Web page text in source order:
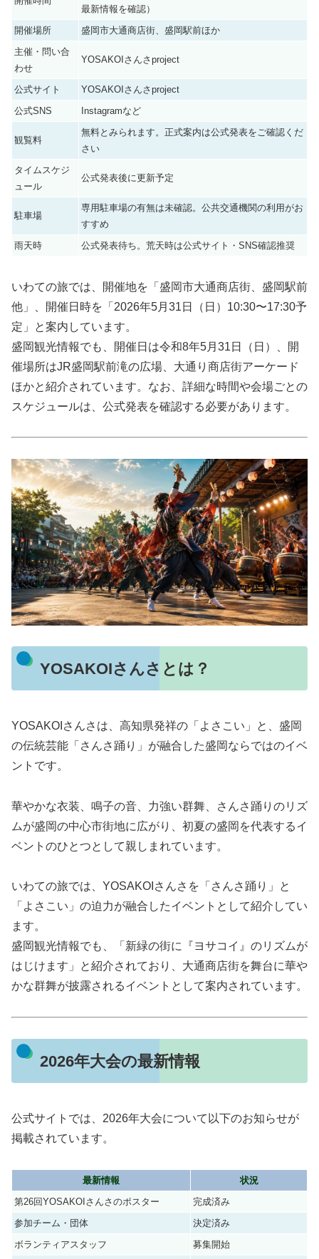
最新情報を確認）
開催場所
盛岡市大通商店街、盛岡駅前ほか
主催・問い合
わせ
YOSAKOIさんさproject
公式サイト
YOSAKOIさんさproject
公式SNS
Instagramなど
観覧料
無料とみられます。正式案内は公式発表をご確認くだ
さい
タイムスケジ
ュール
公式発表後に更新予定
駐車場
専用駐車場の有無は未確認。公共交通機関の利用がお
すすめ
雨天時
公式発表待ち。荒天時は公式サイト・SNS確認推奨
いわての旅では、開催地を「盛岡市大通商店街、盛岡駅前
他」、開催日時を「2026年5月31日（日）10:30〜17:30予
定」と案内しています。
盛岡観光情報でも、開催日は令和8年5月31日（日）、開
催場所はJR盛岡駅前滝の広場、大通り商店街アーケード
ほかと紹介されています。なお、詳細な時間や会場ごとの
スケジュールは、公式発表を確認する必要があります。
YOSAKOIさんさとは？
YOSAKOIさんさは、高知県発祥の「よさこい」と、盛岡
の伝統芸能「さんさ踊り」が融合した盛岡ならではのイベ
ントです。
華やかな衣装、鳴子の音、力強い群舞、さんさ踊りのリズ
ムが盛岡の中心市街地に広がり、初夏の盛岡を代表するイ
ベントのひとつとして親しまれています。
いわての旅では、YOSAKOIさんさを「さんさ踊り」と
「よさこい」の迫力が融合したイベントとして紹介してい
ます。
盛岡観光情報でも、「新緑の街に『ヨサコイ』のリズムが
はじけます」と紹介されており、大通商店街を舞台に華や
かな群舞が披露されるイベントとして案内されています。
2026年大会の最新情報
公式サイトでは、2026年大会について以下のお知らせが
掲載されています。
最新情報
状況
第26回YOSAKOIさんさのポスター
完成済み
参加チーム・団体
決定済み
ボランティアスタッフ
募集開始